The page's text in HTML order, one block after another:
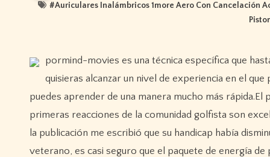
#Auriculares Inalámbricos 1more Aero Con Cancelación
pormind-movies es una técnica específica que hasta ahora habrías necesitado estudiar con considerable profundidad si
quisieras alcanzar un nivel de experiencia en el
puedes aprender de una manera mucho más
primeras reacciones de la comunidad golfista son
la publicación me escribió que su handicap había
veterano, es casi seguro que el paquete de energía